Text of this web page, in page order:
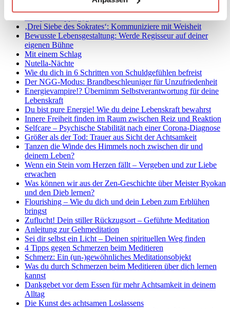
‚Drei Siebe des Sokrates‘: Kommuniziere mit Weisheit
Bewusste Lebensgestaltung: Werde Regisseur auf deiner
eigenen Bühne
Mit einem Schlag
Nutella-Nächte
Wie du dich in 6 Schritten von Schuldgefühlen befreist
Der NGG-Modus: Brandbeschleuniger für Unzufriedenheit
Energievampire!? Übernimm Selbstverantwortung für deine
Lebenskraft
Du bist pure Energie! Wie du deine Lebenskraft bewahrst
Innere Freiheit finden im Raum zwischen Reiz und Reaktion
Selfcare – Psychische Stabilität nach einer Corona-Diagnose
Größer als der Tod: Trauer aus Sicht der Achtsamkeit
Tanzen die Winde des Himmels noch zwischen dir und
deinem Leben?
Wenn ein Stein vom Herzen fällt – Vergeben und zur Liebe
erwachen
Was können wir aus der Zen-Geschichte über Meister Ryokan
und den Dieb lernen?
Flourishing – Wie du dich und dein Leben zum Erblühen
bringst
Zuflucht! Dein stiller Rückzugsort – Geführte Meditation
Anleitung zur Gehmeditation
Sei dir selbst ein Licht – Deinen spirituellen Weg finden
4 Tipps gegen Schmerzen beim Meditieren
Schmerz: Ein (un-)gewöhnliches Meditationsobjekt
Was du durch Schmerzen beim Meditieren über dich lernen
kannst
Dankgebet vor dem Essen für mehr Achtsamkeit in deinem
Alltag
Die Kunst des achtsamen Loslassens